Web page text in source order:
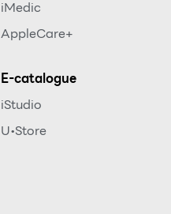
iMedic
AppleCare+
E-catalogue
iStudio
U•Store